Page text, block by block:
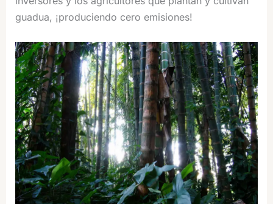
guadua, ¡produciendo cero emisiones!